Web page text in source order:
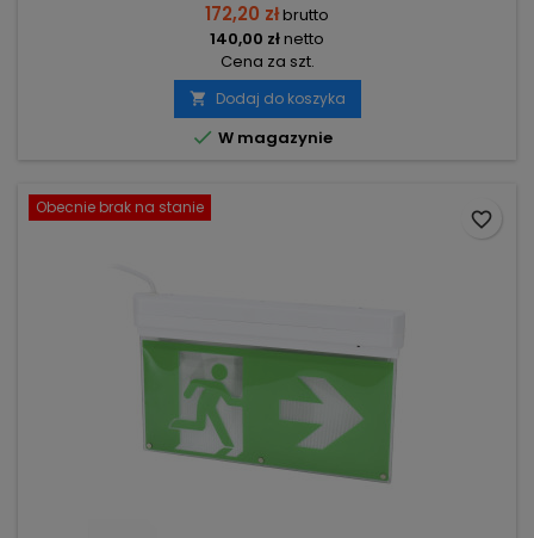
172,20 złbrutto
140,00 złnetto
Cena za szt.
 Dodaj do koszyka
 W magazynie
Obecnie brak na stanie
favorite_border